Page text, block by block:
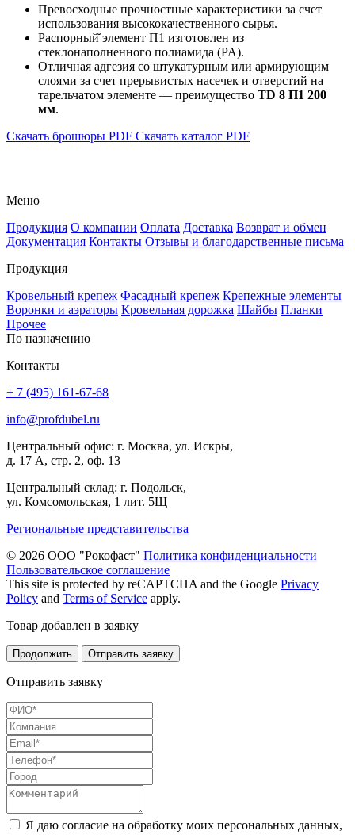
Превосходные прочностные характеристики за счет
использования высококачественного сырья.
Распорный̆ элемент П1 изготовлен из
стеклонаполненного полиамида (PA).
Отличная адгезия со штукатурным или армирующим
слоями за счет прерывистых насечек и отверстий на
тарельчатом элементе — преимущество TD 8 П1 200
мм.
Скачать брошюры PDF Скачать каталог PDF
Меню
Продукция О компании Оплата Доставка Возврат и обмен
Документация Контакты Отзывы и благодарственные письма
Продукция
Кровельный крепеж Фасадный крепеж Крепежные элементы
Воронки и аэраторы Кровельная дорожка Шайбы Планки
Прочее
По назначению
Контакты
+ 7 (495) 161-67-68
info@profdubel.ru
Центральный офис: г. Москва, ул. Искры,
д. 17 А, стр. 2, оф. 13
Центральный склад: г. Подольск,
ул. Комсомольская, 1 лит. 5Щ
Региональные представительства
© 2026 ООО "Рокофаст" Политика конфиденциальности
Пользовательское соглашение
This site is protected by reCAPTCHA and the Google Privacy
Policy and Terms of Service apply.
Товар добавлен в заявку
Продолжить Отправить заявку
Отправить заявку
Я даю согласие на обработку моих персональных данных,